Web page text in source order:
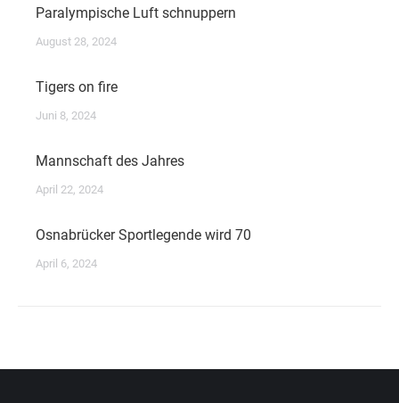
Paralympische Luft schnuppern
August 28, 2024
Tigers on fire
Juni 8, 2024
Mannschaft des Jahres
April 22, 2024
Osnabrücker Sportlegende wird 70
April 6, 2024